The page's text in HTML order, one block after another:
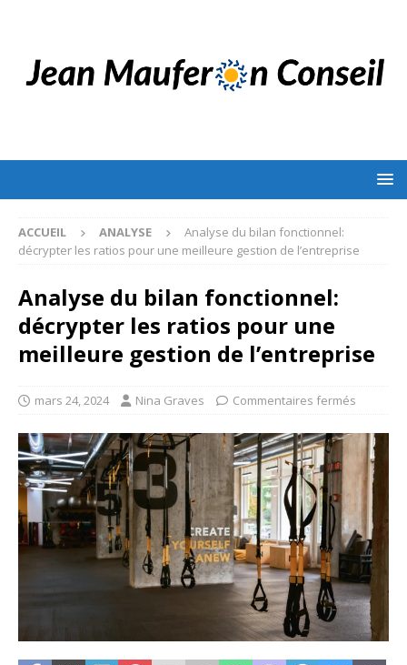
ACCUEIL ANALYSE
Analyse du bilan fonctionnel:
décrypter les ratios pour une meilleure gestion de l’entreprise
Analyse du bilan fonctionnel:
décrypter les ratios pour une
meilleure gestion de l’entreprise
mars 24, 2024 Nina Graves Commentaires fermés